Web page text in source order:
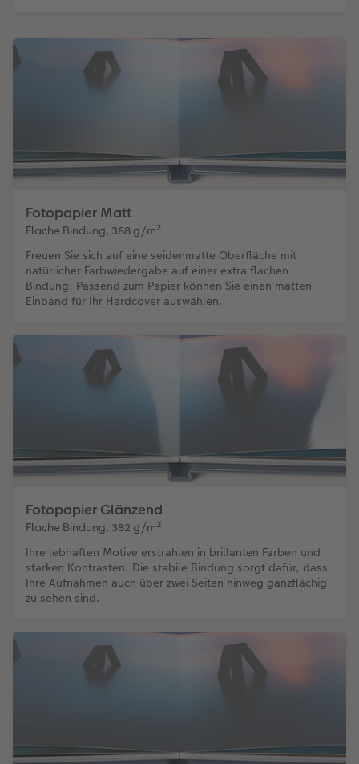
Fotopapier Matt
Flache Bindung, 368 g/m²
Freuen Sie sich auf eine seidenmatte Oberfläche mit
natürlicher Farbwiedergabe auf einer extra flachen
Bindung. Passend zum Papier können Sie einen matten
Einband für Ihr Hardcover auswählen.
Fotopapier Glänzend
Flache Bindung, 382 g/m²
Ihre lebhaften Motive erstrahlen in brillanten Farben und
starken Kontrasten. Die stabile Bindung sorgt dafür, dass
Ihre Aufnahmen auch über zwei Seiten hinweg ganzflächig
zu sehen sind.